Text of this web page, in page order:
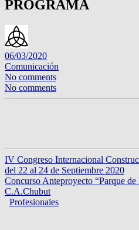
PROGRAMA
06/03/2020
Comunicación
No comments
No comments
IV Congreso Internacional
del 22 al 24 de Septiembre 2020
Concurso Anteproyecto “Parque
C.A.Chubut
Profesionales